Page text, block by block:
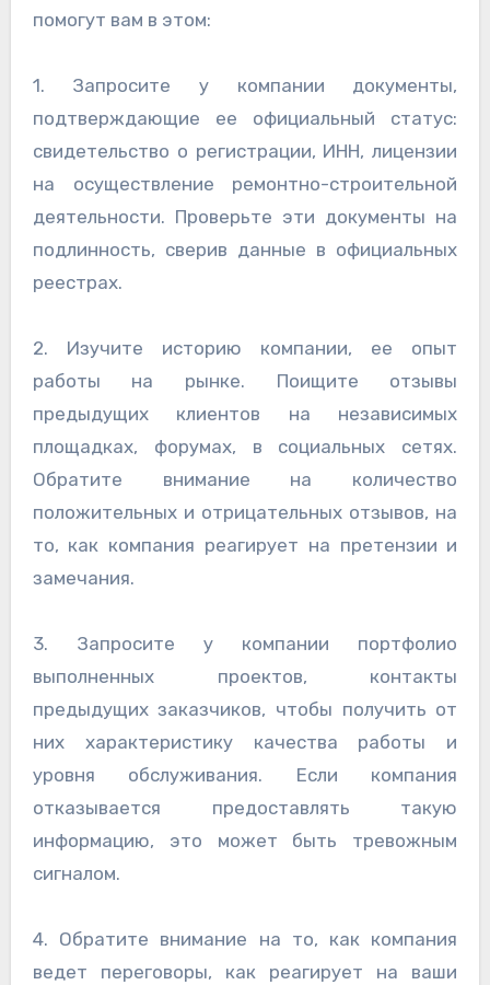
помогут вам в этом:
1. Запросите у компании документы,
подтверждающие ее официальный статус:
свидетельство о регистрации, ИНН, лицензии
на осуществление ремонтно-строительной
деятельности. Проверьте эти документы на
подлинность, сверив данные в официальных
реестрах.
2. Изучите историю компании, ее опыт
работы на рынке. Поищите отзывы
предыдущих клиентов на независимых
площадках, форумах, в социальных сетях.
Обратите внимание на количество
положительных и отрицательных отзывов, на
то, как компания реагирует на претензии и
замечания.
3. Запросите у компании портфолио
выполненных проектов, контакты
предыдущих заказчиков, чтобы получить от
них характеристику качества работы и
уровня обслуживания. Если компания
отказывается предоставлять такую
информацию, это может быть тревожным
сигналом.
4. Обратите внимание на то, как компания
ведет переговоры, как реагирует на ваши